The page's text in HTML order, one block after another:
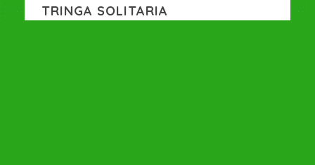
TRINGA SOLITARIA